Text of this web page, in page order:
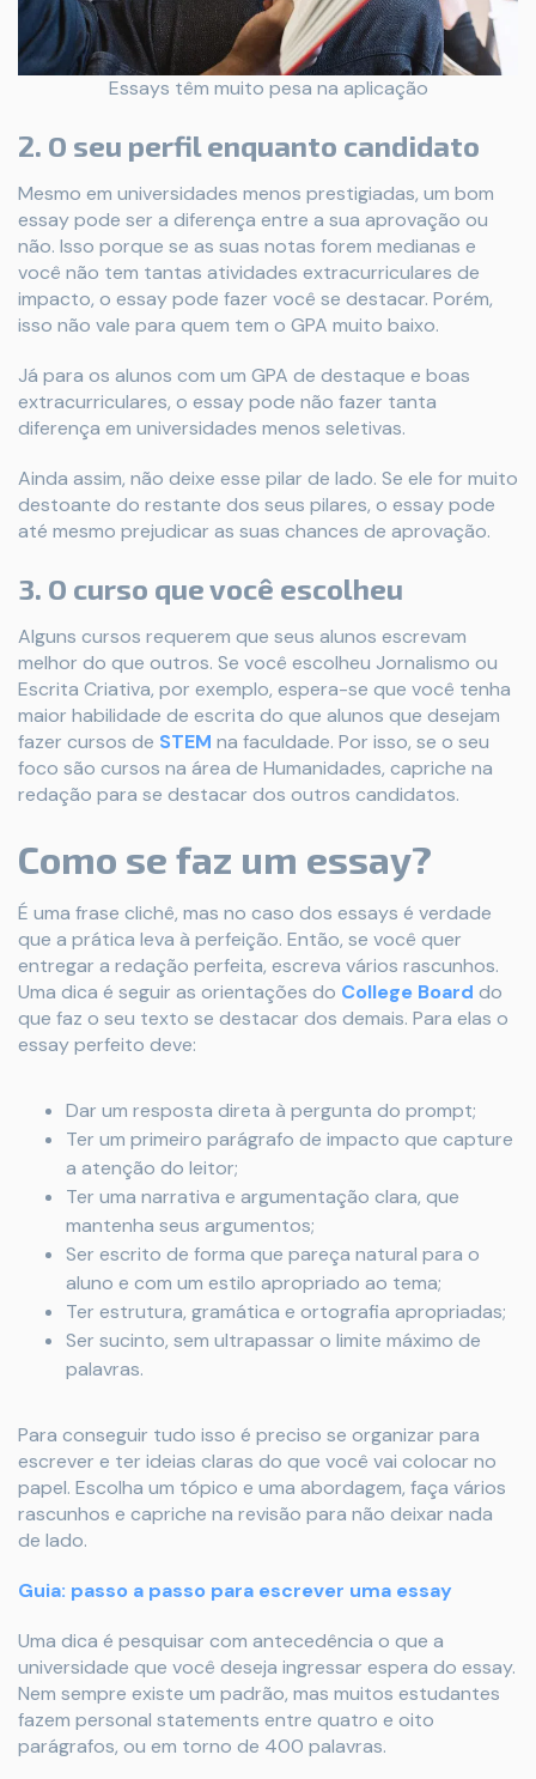
Essays têm muito pesa na aplicação
2. O seu perfil enquanto candidato
Mesmo em universidades menos prestigiadas, um bom
essay pode ser a diferença entre a sua aprovação ou
não. Isso porque se as suas notas forem medianas e
você não tem tantas atividades extracurriculares de
impacto, o essay pode fazer você se destacar. Porém,
isso não vale para quem tem o GPA muito baixo.
Já para os alunos com um GPA de destaque e boas
extracurriculares, o essay pode não fazer tanta
diferença em universidades menos seletivas.
Ainda assim, não deixe esse pilar de lado. Se ele for muito
destoante do restante dos seus pilares, o essay pode
até mesmo prejudicar as suas chances de aprovação.
3. O curso que você escolheu
Alguns cursos requerem que seus alunos escrevam
melhor do que outros. Se você escolheu Jornalismo ou
Escrita Criativa, por exemplo, espera-se que você tenha
maior habilidade de escrita do que alunos que desejam
fazer cursos de STEM na faculdade. Por isso, se o seu
foco são cursos na área de Humanidades, capriche na
redação para se destacar dos outros candidatos.
Como se faz um essay?
É uma frase clichê, mas no caso dos essays é verdade
que a prática leva à perfeição. Então, se você quer
entregar a redação perfeita, escreva vários rascunhos.
Uma dica é seguir as orientações do College Board do
que faz o seu texto se destacar dos demais. Para elas o
essay perfeito deve:
Dar um resposta direta à pergunta do prompt;
Ter um primeiro parágrafo de impacto que capture
a atenção do leitor;
Ter uma narrativa e argumentação clara, que
mantenha seus argumentos;
Ser escrito de forma que pareça natural para o
aluno e com um estilo apropriado ao tema;
Ter estrutura, gramática e ortografia apropriadas;
Ser sucinto, sem ultrapassar o limite máximo de
palavras.
Para conseguir tudo isso é preciso se organizar para
escrever e ter ideias claras do que você vai colocar no
papel. Escolha um tópico e uma abordagem, faça vários
rascunhos e capriche na revisão para não deixar nada
de lado.
Guia: passo a passo para escrever uma essay
Uma dica é pesquisar com antecedência o que a
universidade que você deseja ingressar espera do essay.
Nem sempre existe um padrão, mas muitos estudantes
fazem personal statements entre quatro e oito
parágrafos, ou em torno de 400 palavras.